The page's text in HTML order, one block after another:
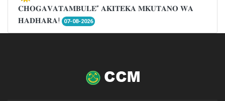
𝐂𝐇𝐎𝐆𝐀𝐕𝐀𝐓𝐀𝐌𝐁𝐔𝐋𝐄” 𝐀𝐊𝐈𝐓𝐄𝐊𝐀 𝐌𝐊𝐔𝐓𝐀𝐍𝐎 𝐖𝐀
𝐇𝐀𝐃𝐇𝐀𝐑𝐀!
07-08-2026